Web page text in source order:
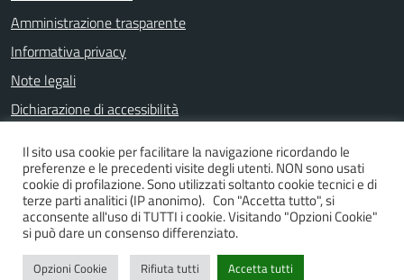
Amministrazione trasparente
Informativa privacy
Note legali
Dichiarazione di accessibilità
SEGUICI SU
FacebookInstagramYouTube
Il sito usa cookie per facilitare la navigazione ricordando le
preferenze e le precedenti visite degli utenti. NON sono usati
cookie di profilazione. Sono utilizzati soltanto cookie tecnici e di
terze parti analitici (IP anonimo). Con "Accetta tutto", si
acconsente all'uso di TUTTI i cookie. Visitando "Opzioni Cookie"
si può dare un consenso differenziato.
Opzioni Cookie Rifiuta tutti Accetta tutti